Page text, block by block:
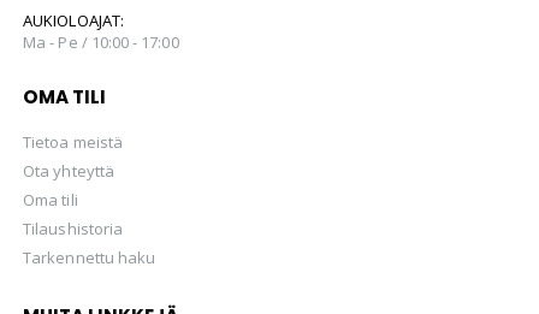
AUKIOLOAJAT:
Ma - Pe / 10:00 - 17:00
OMA TILI
Tietoa meistä
Ota yhteyttä
Oma tili
Tilaushistoria
Tarkennettu haku